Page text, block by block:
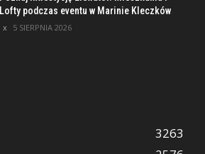
Lofty podczas eventu w Marinie Kleczków
5 SIERPNIA 2026
3263